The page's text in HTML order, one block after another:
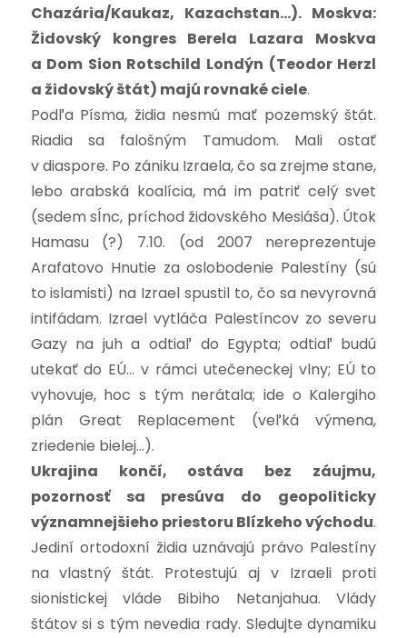
Chazária/Kaukaz, Kazachstan…). Moskva:
Židovský kongres Berela Lazara Moskva
a Dom Sion Rotschild Londýn (Teodor Herzl
a židovský štát) majú rovnaké ciele.
Podľa Písma, židia nesmú mať pozemský štát.
Riadia sa falošným Tamudom. Mali ostať
v diaspore. Po zániku Izraela, čo sa zrejme stane,
lebo arabská koalícia, má im patriť celý svet
(sedem sĺnc, príchod židovského Mesiáša). Útok
Hamasu (?) 7.10. (od 2007 nereprezentuje
Arafatovo Hnutie za oslobodenie Palestíny (sú
to islamisti) na Izrael spustil to, čo sa nevyrovná
intifádam. Izrael vytláča Palestíncov zo severu
Gazy na juh a odtiaľ do Egypta; odtiaľ budú
utekať do EÚ… v rámci utečeneckej vlny; EÚ to
vyhovuje, hoc s tým nerátala; ide o Kalergiho
plán Great Replacement (veľká výmena,
zriedenie bielej…).
Ukrajina končí, ostáva bez záujmu,
pozornosť sa presúva do geopoliticky
významnejšieho priestoru Blízkeho východu.
Jediní ortodoxní židia uznávajú právo Palestíny
na vlastný štát. Protestujú aj v Izraeli proti
sionistickej vláde Bibiho Netanjahua. Vlády
štátov si s tým nevedia rady. Sledujte dynamiku